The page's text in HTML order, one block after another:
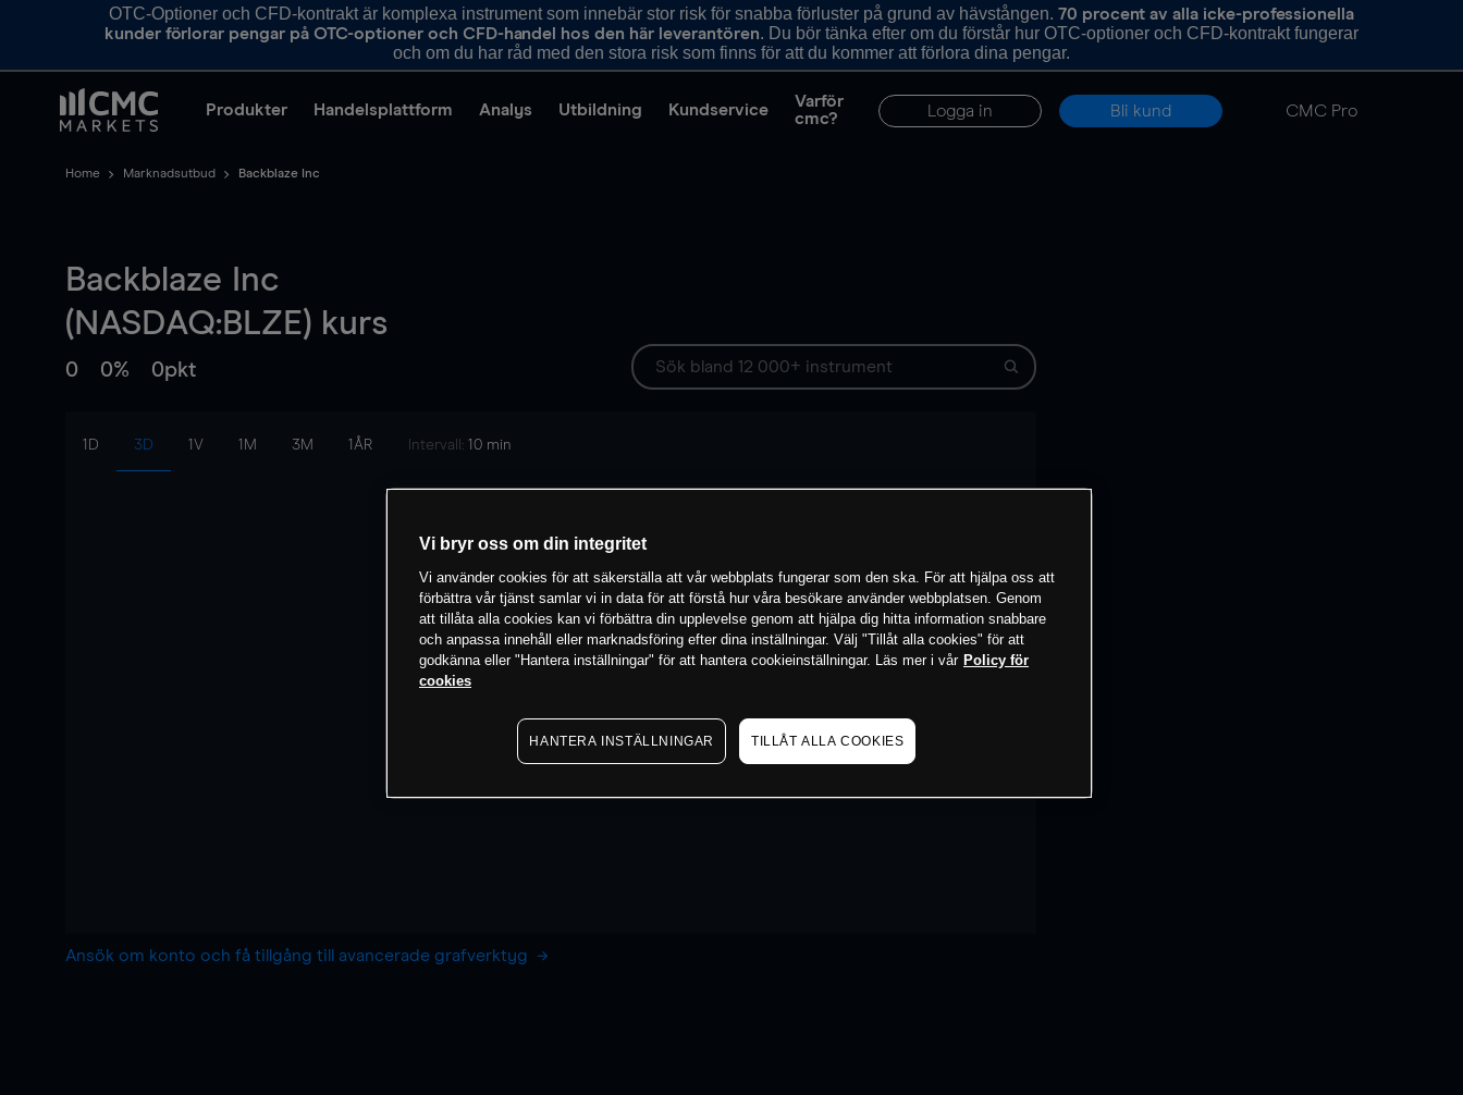
OTC-Optioner och CFD-kontrakt är komplexa instrument som innebär stor risk för snabba förluster på grund av hävstången. 70 procent av alla icke-professionella
kunder förlorar pengar på OTC-optioner och CFD-handel hos den här leverantören. Du bör tänka efter om du förstår hur OTC-optioner och CFD-kontrakt fungerar
och om du har råd med den stora risk som finns för att du kommer att förlora dina pengar.
Produkter Handelsplattform Analys Utbildning Kundservice
Varför
cmc?
Logga in Bli kund CMC Pro
Home Marknadsutbud Backblaze Inc
Backblaze Inc
(NASDAQ:BLZE) kurs
0 0% 0pkt
1D 3D 1V 1M 3M 1ÅR Intervall: 10 min
Ansök om konto och få tillgång till avancerade grafverktyg
Vi bryr oss om din integritet
Vi använder cookies för att säkerställa att vår webbplats fungerar som den ska. För att hjälpa oss att
förbättra vår tjänst samlar vi in data för att förstå hur våra besökare använder webbplatsen. Genom
att tillåta alla cookies kan vi förbättra din upplevelse genom att hjälpa dig hitta information snabbare
och anpassa innehåll eller marknadsföring efter dina inställningar. Välj "Tillåt alla cookies" för att
godkänna eller "Hantera inställningar" för att hantera cookieinställningar. Läs mer i vår Policy för
cookies
HANTERA INSTÄLLNINGAR TILLÅT ALLA COOKIES